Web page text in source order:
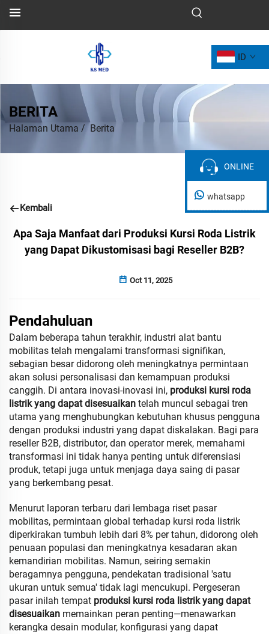
ID
BERITA
Halaman Utama / Berita
Kembali
Apa Saja Manfaat dari Produksi Kursi Roda Listrik
yang Dapat Dikustomisasi bagi Reseller B2B?
Oct 11, 2025
Pendahuluan
Dalam beberapa tahun terakhir, industri alat bantu
mobilitas telah mengalami transformasi signifikan,
sebagian besar didorong oleh meningkatnya permintaan
akan solusi personalisasi dan kemampuan produksi
canggih. Di antara inovasi-inovasi ini, produksi kursi roda
listrik yang dapat disesuaikan telah muncul sebagai tren
utama yang menghubungkan kebutuhan khusus pengguna
dengan produksi industri yang dapat diskalakan. Bagi para
reseller B2B, distributor, dan operator merek, memahami
transformasi ini tidak hanya penting untuk diferensiasi
produk, tetapi juga untuk menjaga daya saing di pasar
yang berkembang pesat.
Menurut laporan terbaru dari lembaga riset pasar
mobilitas, permintaan global terhadap kursi roda listrik
diperkirakan tumbuh lebih dari 8% per tahun, didorong oleh
penuaan populasi dan meningkatnya kesadaran akan
kemandirian mobilitas. Namun, seiring semakin
beragamnya pengguna, pendekatan tradisional 'satu
ukuran untuk semua' tidak lagi mencukupi. Pergeseran
pasar inilah tempat produksi kursi roda listrik yang dapat
disesuaikan memainkan peran penting—menawarkan
kerangka desain modular, konfigurasi yang dapat
ONLINE
ONLINE
whatsapp